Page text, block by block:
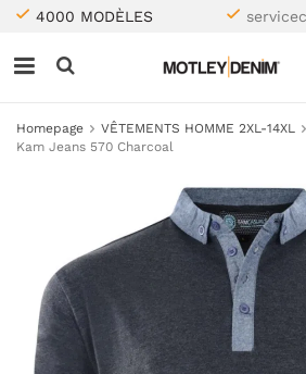
4000 MODÈLES
Homepage VÊTEMENTS HOMME 2XL-14XL
Kam Jeans 570 Charcoal